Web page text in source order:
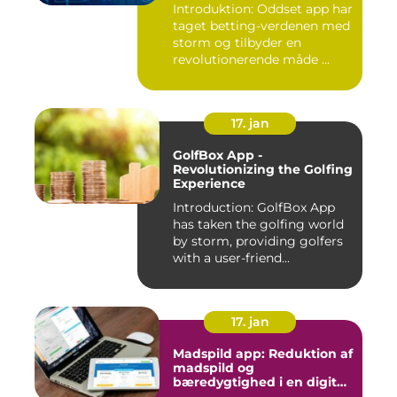
Introduktion: Oddset app har
taget betting-verdenen med
storm og tilbyder en
revolutionerende måde ...
17. jan
GolfBox App -
Revolutionizing the Golfing
Experience
Introduction: GolfBox App
has taken the golfing world
by storm, providing golfers
with a user-friend...
17. jan
Madspild app: Reduktion af
madspild og
bæredygtighed i en digital